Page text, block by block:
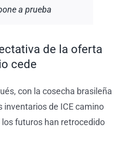
a prueba
de la oferta
cede
con la cosecha brasileña
inventarios de ICE camino
futuros han retrocedido